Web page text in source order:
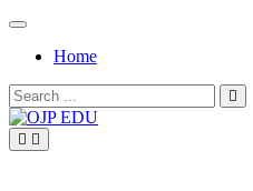
Skip
contentHome
Search
for: